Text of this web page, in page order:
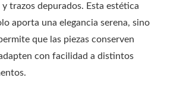
trazos depurados. Esta estética
aporta una elegancia serena, sino
que las piezas conserven
con facilidad a distintos